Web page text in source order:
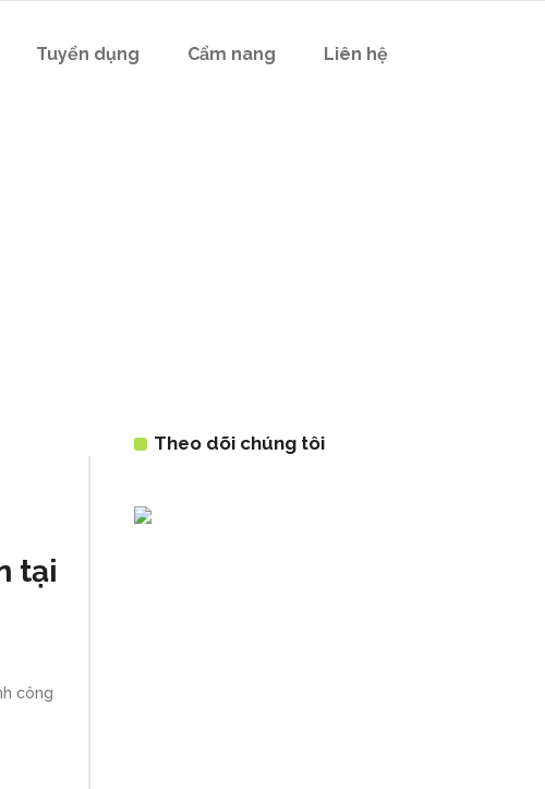
Tuyển dụng Cẩm nang Liên hệ
tại
công
Theo dõi chúng tôi